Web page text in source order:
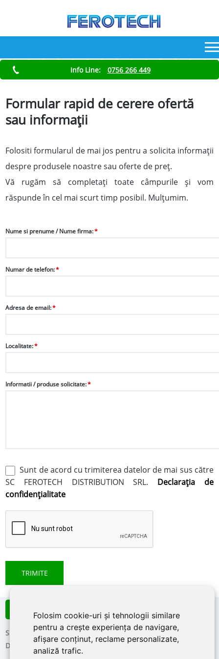
Folosim cookie-uri și tehnologii similare
pentru a crește experiența de navigare,
afișare conținut, reclame personalizate,
analiză trafic.
Info Line: 0756 266 449
Formular rapid de cerere ofertă
sau informaţii
Folositi formularul de mai jos pentru a solicita informaţii
despre produsele noastre sau oferte de preţ.
Vă rugăm să completaţi toate câmpurile şi vom
răspunde în cel mai scurt timp posibil. Mulţumim.
Nume si prenume / Nume firma:*
Numar de telefon:*
Adresa de email:*
Localitate:*
Informatii / produse solicitate:*
Sunt de acord cu trimiterea datelor de mai sus către
SC FEROTECH DISTRIBUTION SRL. Declaraţia de
confidenţialitate
Showroom Portofoliu
Despre noi
Declaratia de confidentialitate
Contact